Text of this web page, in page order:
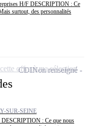
H/F DESCRIPTION : Ce
surtout, des personnalités
SUR-SEINE
: Ce que nous
CDINon renseigné
offre à ma sélection